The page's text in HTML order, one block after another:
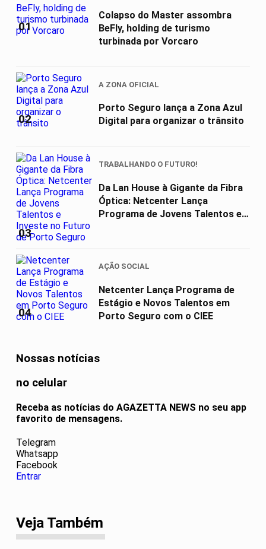
01
Colapso do Master assombra
BeFly, holding de turismo
turbinada por Vorcaro
02
A ZONA OFICIAL
Porto Seguro lança a Zona Azul
Digital para organizar o trânsito
03
TRABALHANDO O FUTURO!
Da Lan House à Gigante da Fibra
Óptica: Netcenter Lança
Programa de Jovens Talentos e
04
AÇÃO SOCIAL
Netcenter Lança Programa de
Estágio e Novos Talentos em
Porto Seguro com o CIEE
Nossas notícias
no celular
Receba as notícias do AGAZETTA NEWS no seu app
favorito de mensagens.
Telegram
Whatsapp
Facebook
Entrar
Veja Também